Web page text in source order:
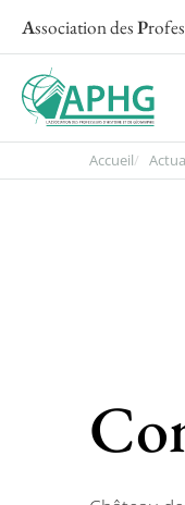
Association desP
Accueil